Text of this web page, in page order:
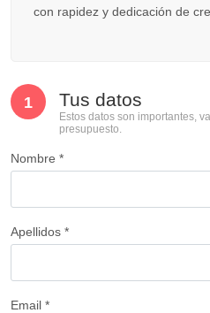
con rapidez y dedicación de
1 Tus datos
Estos datos son importantes,
presupuesto.
Nombre *
Apellidos *
Email *